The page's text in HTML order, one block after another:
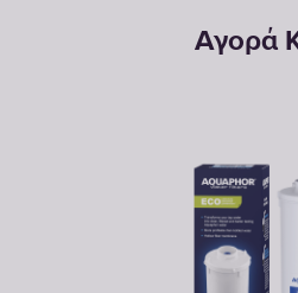
Αγορά